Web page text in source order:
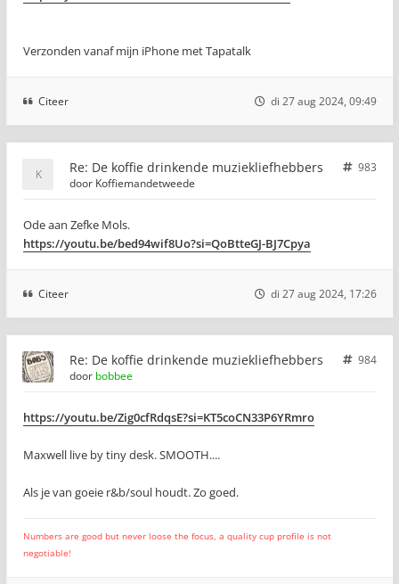
Verzonden vanaf mijn iPhone met Tapatalk
Citeer di 27 aug 2024, 09:49
Re: De koffie drinkende muziekliefhebbers
983
door Koffiemandetweede
Ode aan Zefke Mols.
https://youtu.be/bed94wif8Uo?si=QoBtteGJ-BJ7Cpya
Citeer di 27 aug 2024, 17:26
Re: De koffie drinkende muziekliefhebbers
984
door bobbee
https://youtu.be/Zig0cfRdqsE?si=KT5coCN33P6YRmro
Maxwell live by tiny desk. SMOOTH....
Als je van goeie r&b/soul houdt. Zo goed.
Numbers are good but never loose the focus, a quality cup profile is not
negotiable!